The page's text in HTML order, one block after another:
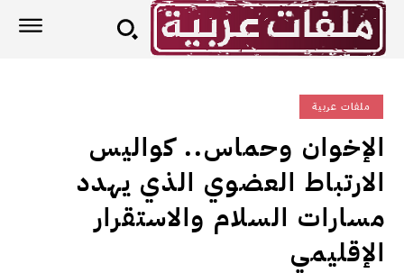
ملفات عربية
الإخوان وحماس.. كواليس
الارتباط العضوي الذي يهدد
مسارات السلام والاستقرار
الإقليمي